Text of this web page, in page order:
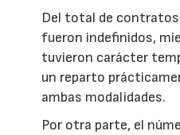
Del total de
fueron indefinidos,
tuvieron carácter
un reparto
ambas modalidades.
Por otra parte, el